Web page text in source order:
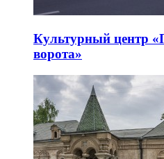
Культурный центр
ворота»